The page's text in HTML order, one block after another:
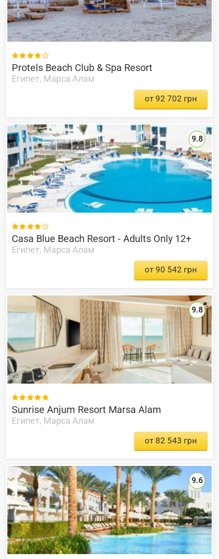

Protels Beach Club & Spa Resort
Египет, Марса Алам
от 92 702 грн

Casa Blue Beach Resort - Adults Only 12+
Египет, Марса Алам
9.8
от 90 542 грн

Sunrise Anjum Resort Marsa Alam
Египет, Марса Алам
9.8
от 82 543 грн
9.6